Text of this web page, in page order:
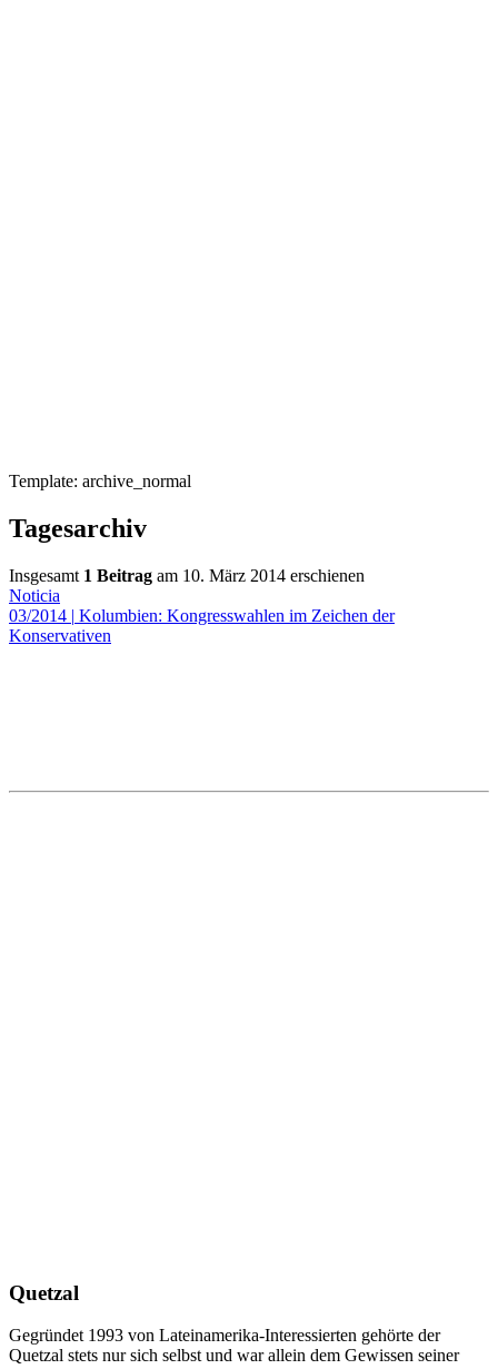
Template: archive_normal
Tagesarchiv
Insgesamt 1 Beitrag am 10. März 2014 erschienen
Noticia
03/2014 | Kolumbien: Kongresswahlen im Zeichen der
Konservativen
Quetzal
Gegründet 1993 von Lateinamerika-Interessierten gehörte der
Quetzal stets nur sich selbst und war allein dem Gewissen seiner